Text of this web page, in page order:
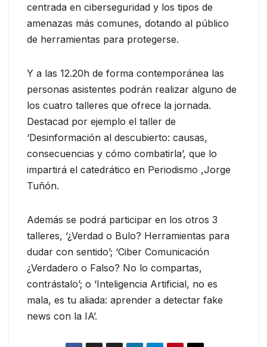
centrada en ciberseguridad y los tipos de
amenazas más comunes, dotando al público
de herramientas para protegerse.
Y a las 12.20h de forma contemporánea las
personas asistentes podrán realizar alguno de
los cuatro talleres que ofrece la jornada.
Destacad por ejemplo el taller de
‘Desinformación al descubierto: causas,
consecuencias y cómo combatirla’, que lo
impartirá el catedrático en Periodismo ,Jorge
Tuñón.
Además se podrá participar en los otros 3
talleres, ‘¿Verdad o Bulo? Herramientas para
dudar con sentido’; ‘Ciber Comunicación
¿Verdadero o Falso? No lo compartas,
contrástalo’; o ‘Inteligencia Artificial, no es
mala, es tu aliada: aprender a detectar fake
news con la IA’.